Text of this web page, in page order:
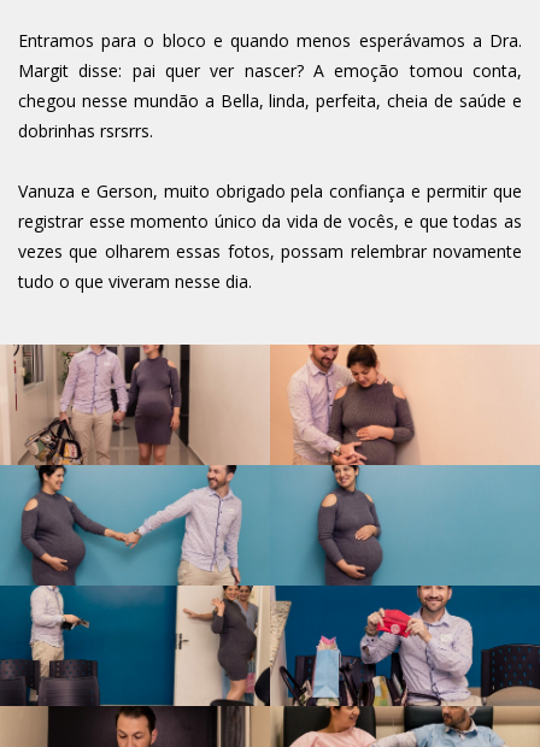
Entramos para o bloco e quando menos esperávamos a Dra.
Margit disse: pai quer ver nascer? A emoção tomou conta,
chegou nesse mundão a Bella, linda, perfeita, cheia de saúde e
dobrinhas rsrsrrs.
Vanuza e Gerson, muito obrigado pela confiança e permitir que
registrar esse momento único da vida de vocês, e que todas as
vezes que olharem essas fotos, possam relembrar novamente
tudo o que viveram nesse dia.